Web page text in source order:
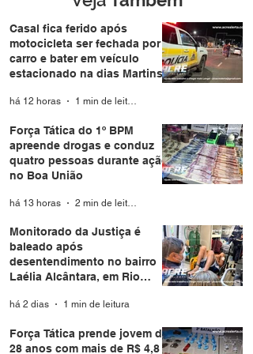
Casal fica ferido após
motocicleta ser fechada por
carro e bater em veículo
estacionado na dias Martins
há 12 horas 1 min de leitura
Força Tática do 1º BPM
apreende drogas e conduz
quatro pessoas durante ação
no Boa União
há 13 horas
Monitorado da Justiça é
baleado após
desentendimento no bairro
Laélia Alcântara, em Rio
há 2 dias 1 min de leitura
Força Tática prende jovem de
28 anos com mais de R$ 4,8